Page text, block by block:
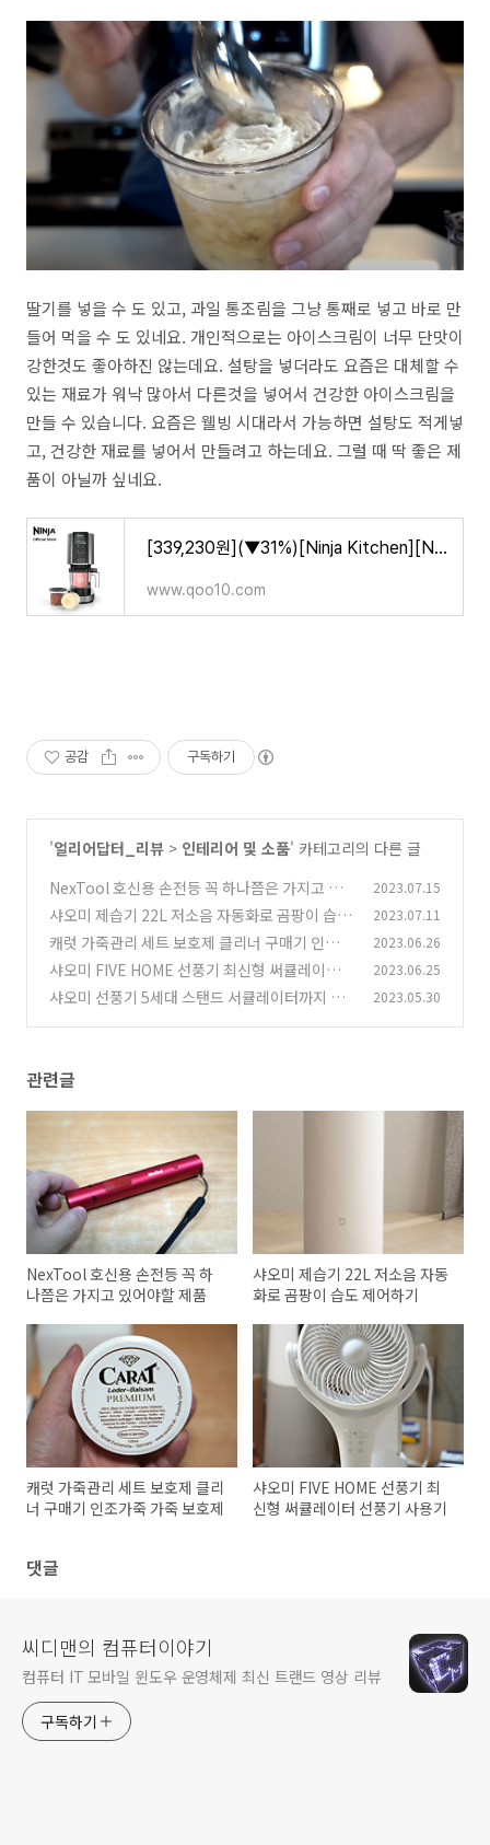
딸기를 넣을 수 도 있고, 과일 통조림을 그냥 통째로 넣고 바로 만
들어 먹을 수 도 있네요. 개인적으로는 아이스크림이 너무 단맛이
강한것도 좋아하진 않는데요. 설탕을 넣더라도 요즘은 대체할 수
있는 재료가 워낙 많아서 다른것을 넣어서 건강한 아이스크림을
만들 수 있습니다. 요즘은 웰빙 시대라서 가능하면 설탕도 적게넣
고, 건강한 재료를 넣어서 만들려고 하는데요. 그럴 때 딱 좋은 제
품이 아닐까 싶네요.
[339,230원](▼31%)[Ninja Kitchen][NEW] Ninja Creami Ice Cream Maker (NC300) Ice Cream/ Sorbet/ Gelato/ Milkshake/ Smoothie Bow
www.qoo10.com
공감 구독하기
'얼리어답터_리뷰 > 인테리어 및 소품' 카테고리의 다른 글
NexTool 호신용 손전등 꼭 하나쯤은 가지고 있
어야할 제품
(0)
2023.07.15
샤오미 제습기 22L 저소음 자동화로 곰팡이 습도
제어하기 (0)
2023.07.11
캐럿 가죽관리 세트 보호제 클리너 구매기 인조가
죽 가죽 보호제
(0)
2023.06.26
샤오미 FIVE HOME 선풍기 최신형 써큘레이터
선풍기 사용기
(1)
2023.06.25
샤오미 선풍기 5세대 스탠드 서큘레이터까지 사
2023.05.30
관련글
NexTool 호신용 손전등 꼭 하
나쯤은 가지고 있어야할 제품
샤오미 제습기 22L 저소음 자동
화로 곰팡이 습도 제어하기
캐럿 가죽관리 세트 보호제 클리
너 구매기 인조가죽 가죽 보호제
샤오미 FIVE HOME 선풍기 최
신형 써큘레이터 선풍기 사용기
댓글
씨디맨의 컴퓨터이야기
컴퓨터 IT 모바일 윈도우 운영체제 최신 트랜드 영상 리뷰
구독하기